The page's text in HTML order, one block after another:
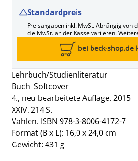
Lehrbuch/Studienliteratur
Buch. Softcover
4., neu bearbeitete Auflage. 2015
XXIV, 214 S.
Vahlen. ISBN 978-3-8006-4172-7
Format (B x L): 16,0 x 24,0 cm
Gewicht: 431 g
Standardpreis
Preisangaben inkl. MwSt. Abhängig von
die MwSt. an der Kasse variieren.
bei beck-shop.de